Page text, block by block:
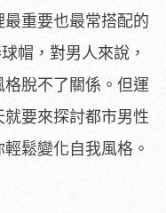
重要也最常搭配的
帽， 對男人來說，
脫不了關係。但運
要來探討都市男性
鬆變化自我風格。